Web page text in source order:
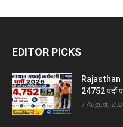
EDITOR PICKS
24752 पदों
7 August,